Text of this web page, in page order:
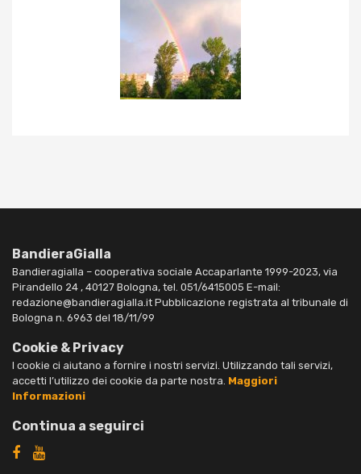
BandieraGialla
Bandieragialla – cooperativa sociale Accaparlante 1999-2023, via
Pirandello 24 , 40127 Bologna, tel. 051/6415005 E-mail:
redazione@bandieragialla.it Pubblicazione registrata al tribunale di
Bologna n. 6963 del 18/11/99
Cookie & Privacy
I cookie ci aiutano a fornire i nostri servizi. Utilizzando tali servizi,
accetti l’utilizzo dei cookie da parte nostra. Maggiori
Informazioni
Continua a seguirci